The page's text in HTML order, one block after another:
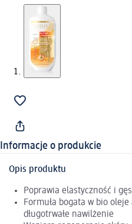
Informacje o produkcie
Opis produktu
Poprawia elastyczność i
Formuła bogata w bio
długotrwałe nawilżenie